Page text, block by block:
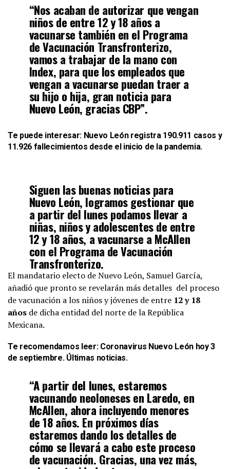
“Nos acaban de autorizar que vengan
niños de entre 12 y 18 años a
vacunarse también en el Programa
de Vacunación Transfronterizo,
vamos a trabajar de la mano con
Index, para que los empleados que
vengan a vacunarse puedan traer a
su hijo o hija, gran noticia para
Nuevo León, gracias CBP”.
Te puede interesar: Nuevo León registra 190.911 casos y
11.926 fallecimientos desde el inicio de la pandemia.
Siguen las buenas noticias para
Nuevo León, logramos gestionar que
a partir del lunes podamos llevar a
niñas, niños y adolescentes de entre
12 y 18 años, a vacunarse a McAllen
con el Programa de Vacunación
Transfronterizo.
pic.twitter.com/5SauOWzY7v
— Samuel García (@samuel_garcias) September 16, 2021
El mandatario electo de Nuevo León, Samuel García,
añadió que pronto se revelarán más detalles del proceso
de vacunación a los niños y jóvenes de entre 12 y 18
años de dicha entidad del norte de la República
Mexicana.
Te recomendamos leer: Coronavirus Nuevo León hoy 3
de septiembre. Últimas noticias.
“A partir del lunes, estaremos
vacunando neoloneses en Laredo, en
McAllen, ahora incluyendo menores
de 18 años. En próximos días
estaremos dando los detalles de
cómo se llevará a cabo este proceso
de vacunación. Gracias, una vez más,